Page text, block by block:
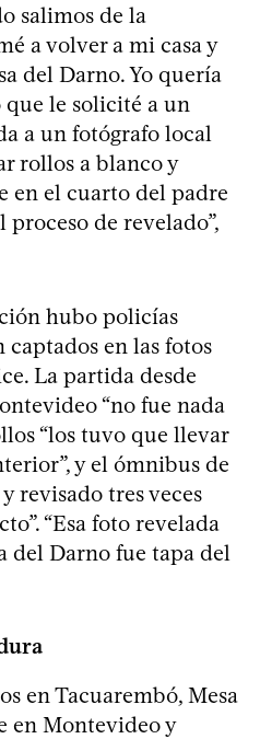
salimos de la
a volver a mi casa y
del Darno. Yo quería
le solicité a un
a un fotógrafo local
rollos a blanco y
en el cuarto del padre
de revelado”,
hubo policías
en las fotos
La partida desde
“no fue nada
“los tuvo que llevar
y el ómnibus de
revisado tres veces
“Esa foto revelada
del Darno fue tapa del
en Tacuarembó, Mesa
en Montevideo y